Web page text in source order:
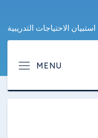
استبيان الاحتياجات التدريبية